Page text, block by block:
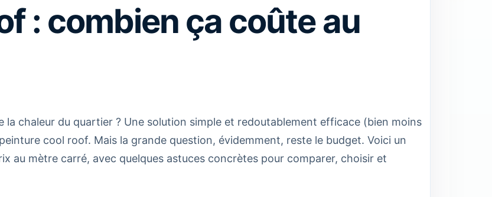
: combien ça coûte au
la chaleur du quartier ? Une solution simple et redoutablement efficace (bien moins
cool roof. Mais la grande question, évidemment, reste le budget. Voici un
au mètre carré, avec quelques astuces concrètes pour comparer, choisir et